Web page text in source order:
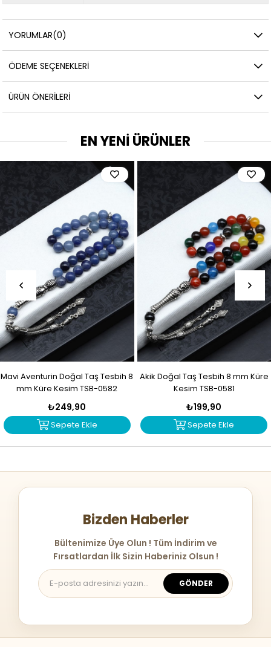
YORUMLAR(0)
ÖDEME SEÇENEKLERI
ÜRÜN ÖNERILERI
EN YENİ ÜRÜNLER
Mavi Aventurin Doğal Taş Tesbih 8
mm Küre Kesim TSB-0582
₺249,90
Sepete Ekle
Akik Doğal Taş Tesbih 8 mm Küre
Kesim TSB-0581
₺199,90
Sepete Ekle
Bizden Haberler
Bültenimize Üye Olun ! Tüm İndirim ve
Fırsatlardan İlk Sizin Haberiniz Olsun !
GÖNDER